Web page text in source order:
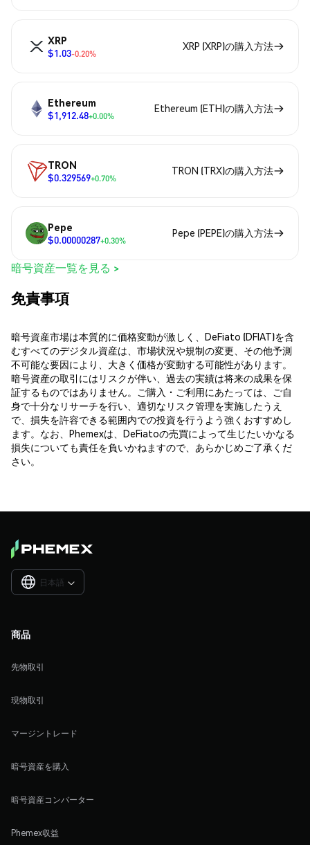
XRP
$1.03-0.20%
XRP (XRP)の購入方法
Ethereum
$1,912.48+0.00%
Ethereum (ETH)の購入方法
TRON
$0.329569+0.70%
TRON (TRX)の購入方法
Pepe
$0.00000287+0.30%
Pepe (PEPE)の購入方法
暗号資産一覧を見る >
免責事項
暗号資産市場は本質的に価格変動が激しく、DeFiato (DFIAT)を含
むすべてのデジタル資産は、市場状況や規制の変更、その他予測
不可能な要因により、大きく価格が変動する可能性があります。
暗号資産の取引にはリスクが伴い、過去の実績は将来の成果を保
証するものではありません。ご購入・ご利用にあたっては、ご自
身で十分なリサーチを行い、適切なリスク管理を実施したうえ
で、損失を許容できる範囲内での投資を行うよう強くおすすめし
ます。なお、Phemexは、DeFiatoの売買によって生じたいかなる
損失についても責任を負いかねますので、あらかじめご了承くだ
さい。
日本語 
商品
先物取引
現物取引
マージントレード
暗号資産を購入
暗号資産コンバーター
Phemex収益